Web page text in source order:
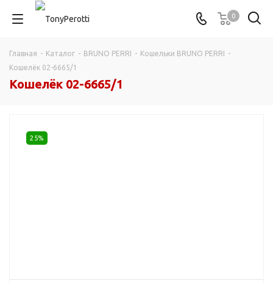
0
Главная - Каталог - BRUNO PERRI - Кошельки BRUNO PERRI -
Кошелёк 02-6665/1
Кошелёк 02-6665/1
25%